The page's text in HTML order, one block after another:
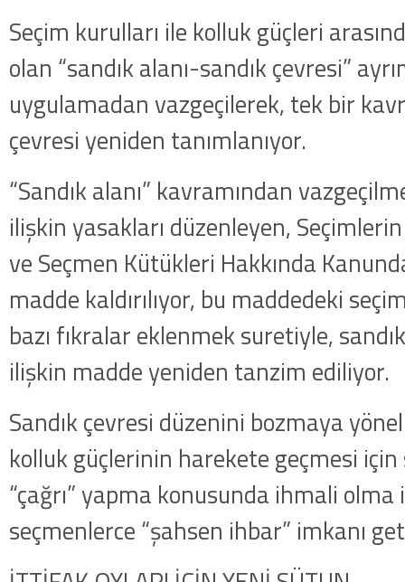
Seçim kurulları ile kolluk güçleri
olan “sandık alanı-sandık çevresi”
uygulamadan vazgeçilerek, tek bir
çevresi yeniden tanımlanıyor.
“Sandık alanı” kavramından
ilişkin yasakları düzenleyen,
ve Seçmen Kütükleri Hakkında
madde kaldırılıyor, bu maddedeki
bazı fıkralar eklenmek suretiyle,
ilişkin madde yeniden tanzim ediliyor.
Sandık çevresi düzenini bozmaya
kolluk güçlerinin harekete geçmesi
“çağrı” yapma konusunda ihmali
seçmenlerce “şahsen ihbar” imkanı